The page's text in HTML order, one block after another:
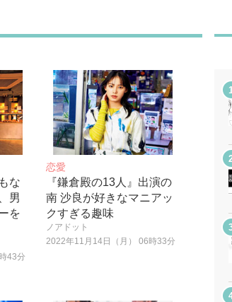
な
男
を
43分
恋愛
『鎌倉殿の13人』出演の
南 沙良が好きなマニアッ
クすぎる趣味
ノアドット
2022年11月14日（月） 06時33分